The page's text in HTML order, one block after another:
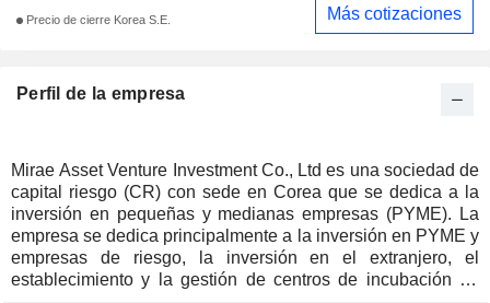
Perfil de la empresa
Mirae Asset Venture Investment Co., Ltd es una sociedad de
capital riesgo (CR) con sede en Corea que se dedica a la
inversión en pequeñas y medianas empresas (PYME). La
empresa se dedica principalmente a la inversión en PYME y
empresas de riesgo, la inversión en el extranjero, el
establecimiento y la gestión de centros de incubación de
Precio de cierre Korea S.E. Más cotizaciones